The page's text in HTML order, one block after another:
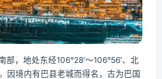
，地处东经106°28′～106°56′、北
因境内有巴县老城而得名，古为巴国